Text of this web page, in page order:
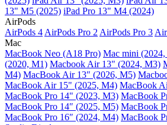
13" M5 (2025) iPad Pro 13" M4 (2024)
AirPods
AirPods 4 AirPods Pro 2 AirPods Pro 3
Mac
MacBook Neo (A18 Pro) Mac mini
(2020, M1) Macbook Air 13" (2024, M3)
M4) MacBook Air 13″ (2026, M5)
MacBook Air 15" (2025, M4) MacBook
MacBook Pro 14" (2023, M3) MacBook
MacBook Pro 14″ (2025, M5) MacBook
MacBook Pro 16″ (2024, M4) MacBook